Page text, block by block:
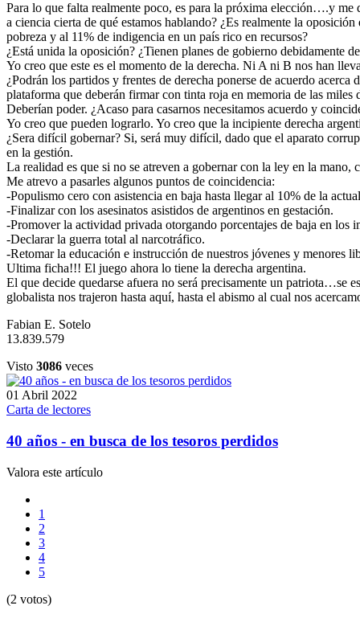
Para lo que falta realmente poco, es para la próxima elección….y me
a ciencia cierta de qué estamos hablando? ¿Es realmente la
pobreza y al 11% de indigencia en un país rico en recursos?
¿Está unida la oposición? ¿Tienen planes de gobierno debidamente
Yo creo que este es el momento de la derecha. Ni A ni B nos han
¿Podrán los partidos y frentes de derecha ponerse de acuerdo
plataforma que deberán firmar con tinta roja en memoria de las
Deberían poder. ¿Acaso para casarnos necesitamos acuerdo y
Yo creo que pueden lograrlo. Yo creo que la incipiente derecha
¿Sera difícil gobernar? Si, será muy difícil, dado que el aparato
en la gestión.
La realidad es que si no se atreven a gobernar con la ley en la
Me atrevo a pasarles algunos puntos de coincidencia:
-Populismo cero con asistencia en baja hasta llegar al 10% de la
-Finalizar con los asesinatos asistidos de argentinos en gestación.
-Promover la actividad privada otorgando porcentajes de baja en los
-Declarar la guerra total al narcotráfico.
-Retomar la educación e instrucción de nuestros jóvenes y menores
Ultima ficha!!! El juego ahora lo tiene la derecha argentina.
El que decide quedarse afuera no será precisamente un patriota…se
globalista nos trajeron hasta aquí, hasta el abismo al cual nos
Fabian E. Sotelo
13.839.579
Visto 3086 veces
01 Abril 2022
Carta de lectores
40 años - en busca de los tesoros perdidos
Valora este artículo
1
2
3
4
5
(2 votos)